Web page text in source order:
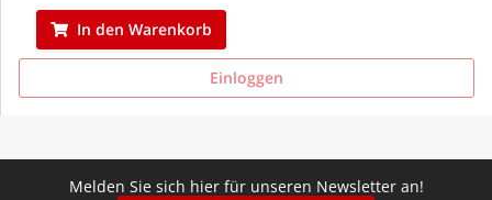
In den Warenkorb
Einloggen
Melden Sie sich hier für unseren Newsletter an!